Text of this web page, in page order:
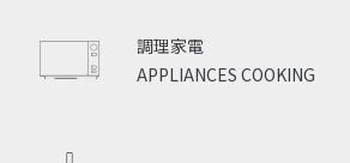
APPLIANCES COOKING
調理家電